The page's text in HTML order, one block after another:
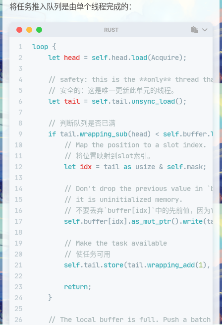
将任务推入队列是由单个线程完成的：
RUST
1
2
3
4
5
6
7
8
9
10
11
12
13
14
15
16
17
18
19
20
21
22
23
24
25
26
loop {
let head = self.head.load(Acquire);
// safety: this is the **only** thread that
// 安全的：这是唯一更新此单元的线程。
let tail = self.tail.unsync_load();
// 判断队列是否已满
if tail.wrapping_sub(head) < self.buffer.len
// Map the position to a slot index.
// 将位置映射到slot索引。
let idx = tail as usize & self.mask;
// Don't drop the previous value in
// it is uninitialized memory.
// 不要丢弃`buffer[idx]`中的先前值，因为它是
self.buffer[idx].as_mut_ptr().write
// Make the task available
// 使任务可用
self.tail.store(tail.wrapping_add(1),
return;
    }
// The local buffer is full. Push a batch